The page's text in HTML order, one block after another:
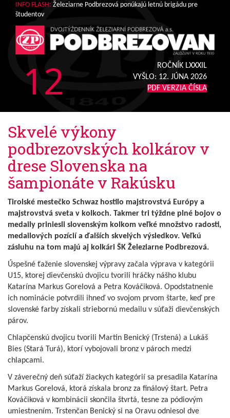
INFO FLASH: Železiarne Podbrezová ponúkajú letnú brigádu pre
študentov
12
ROČNÍK LXXXIL
VYŠLO: 12. JÚNA 2026
PDF VERZIA ČÍSLA
Skvelé výkony
podbrezovských kolkárov v
drese Slovenska na
šampionáte v Rakúsku
Tirolské mestečko Schwaz hostilo majstrovstvá Európy a
majstrovstvá sveta v kolkoch. Takmer tri týždne plné bojov o
medaily priniesli slovenským kolkom veľké množstvo radosti,
medailových pozícií a ďalších skvelých výsledkov. Veľkú
zásluhu na tom majú aj kolkári ŠK Železiarne Podbrezová.
Úspešné ťaženie slovenskej výpravy začala výprava v kategórii
U15, ktorej dievčenskú dvojicu tvorili hráčky nášho klubu
Katarína Markus Gorelová a Petra Kováčiková. Opodstatnenie
ich nominácie potvrdili ihneď vo svojom prvom štarte, keď pre
slovenské farby získali striebornú medailu v súťaži dievčenských
párov.
Chlapčenskú dvojicu tvorili Martin Benický (Trstená) a Lukáš
Bies (Stará Turá), ktorí vybojovali bronz v pároch medzi
chlapcami.
V záverečný deň súťaží žiackych kategórií sa presadila Katarína
Markus Gorelová, ktorá získala bronz za finálový štart. Petra
Kováčiková v kombinácii skončila štvrtá, tesne za pódiovým
umiestnením. Trstenčan Benický si na Oravu odniesol dve